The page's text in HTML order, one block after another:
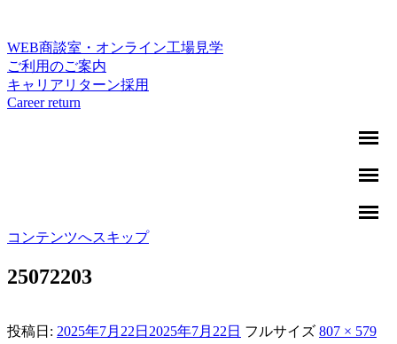
WEB商談室・オンライン工場見学
ご利用のご案内
キャリアリターン採用
Career return
コンテンツへスキップ
25072203
投稿日: 2025年7月22日 2025年7月22日 フルサイズ 807 × 579